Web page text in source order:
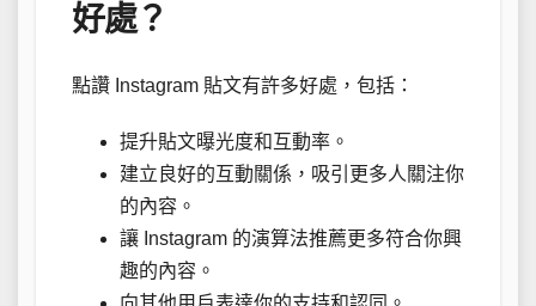
好處？
點讚 Instagram 貼文有許多好處，包括：
提升貼文曝光度和互動率。
建立良好的互動關係，吸引更多人關注你
的內容。
讓 Instagram 的演算法推薦更多符合你興
趣的內容。